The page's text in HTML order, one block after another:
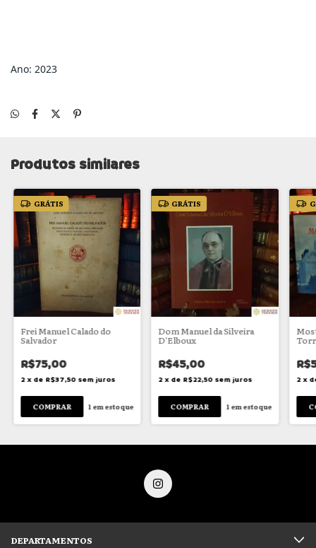
Ano: 2023
Produtos similares
GRÁTIS
Frei Manuel Calado do
Salvador
R$75,00
2 x de R$37,50 sem juros
1 em estoque
GRÁTIS
Dom Manuel da Silveira
D'Elboux
R$45,00
2 x de R$22,50 sem juros
1 em estoque
2 x
DEPARTAMENTOS